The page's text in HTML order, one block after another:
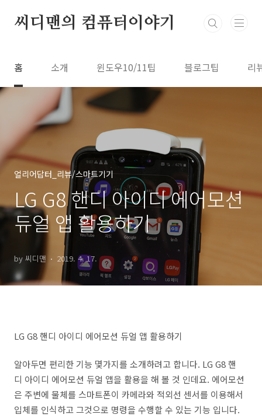
씨디맨의 컴퓨터이야기
홈 소개 윈도우10/11팁 블로그팁 리
얼리어답터_리뷰/스마트기기
LG G8 핸디 아이디 에어모션
듀얼 앱 활용하기
by 씨디맨 2019. 4. 17.
LG G8 핸디 아이디 에어모션 듀얼 앱 활용하기
알아두면 편리한 기능 몇가지를 소개하려고 합니다. LG G8 핸
디 아이디 에어모션 듀얼 앱을 활용을 해 볼 것 인데요. 에어모션
은 주변에 물체를 스마트폰이 카메라와 적외선 센서를 이용해서
입체를 인식하고 그것으로 명령을 수행할 수 있는 기능 입니다.